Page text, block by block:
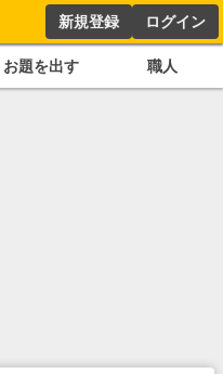
新規登録 ログイン
お題を出す 職人